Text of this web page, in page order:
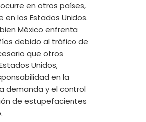
en otros países,
los Estados Unidos.
México enfrenta
debido al tráfico de
que otros
Unidos,
en la
demanda y el control
de estupefacientes